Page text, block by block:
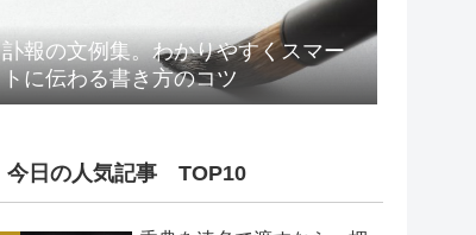
訃報の文例集。わかりやすくスマー
トに伝わる書き方のコツ
今日の人気記事 TOP10